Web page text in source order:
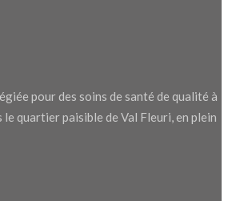
pour des soins de santé de qualité à
le quartier paisible de Val Fleuri, en plein